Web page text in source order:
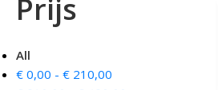
Prijs
All
€ 0,00 - € 210,00